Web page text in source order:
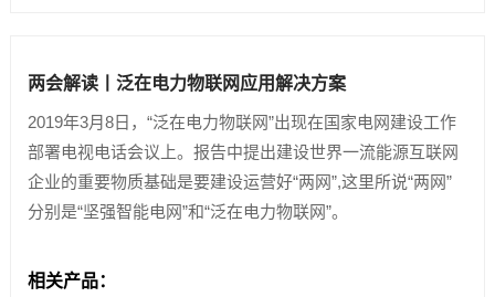
两会解读丨泛在电力物联网应用解决方案
2019年3月8日，“泛在电力物联网”出现在国家电网建设工作
部署电视电话会议上。报告中提出建设世界一流能源互联网
企业的重要物质基础是要建设运营好“两网”,这里所说“两网”
分别是“坚强智能电网”和“泛在电力物联网”。
相关产品：